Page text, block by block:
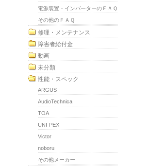
電源装置・インバーターのＦＡＱ
その他のＦＡＱ
修理・メンテナンス
障害者給付金
動画
未分類
性能・スペック
ARGUS
AudioTechnica
TOA
UNI-PEX
Victor
noboru
その他メーカー